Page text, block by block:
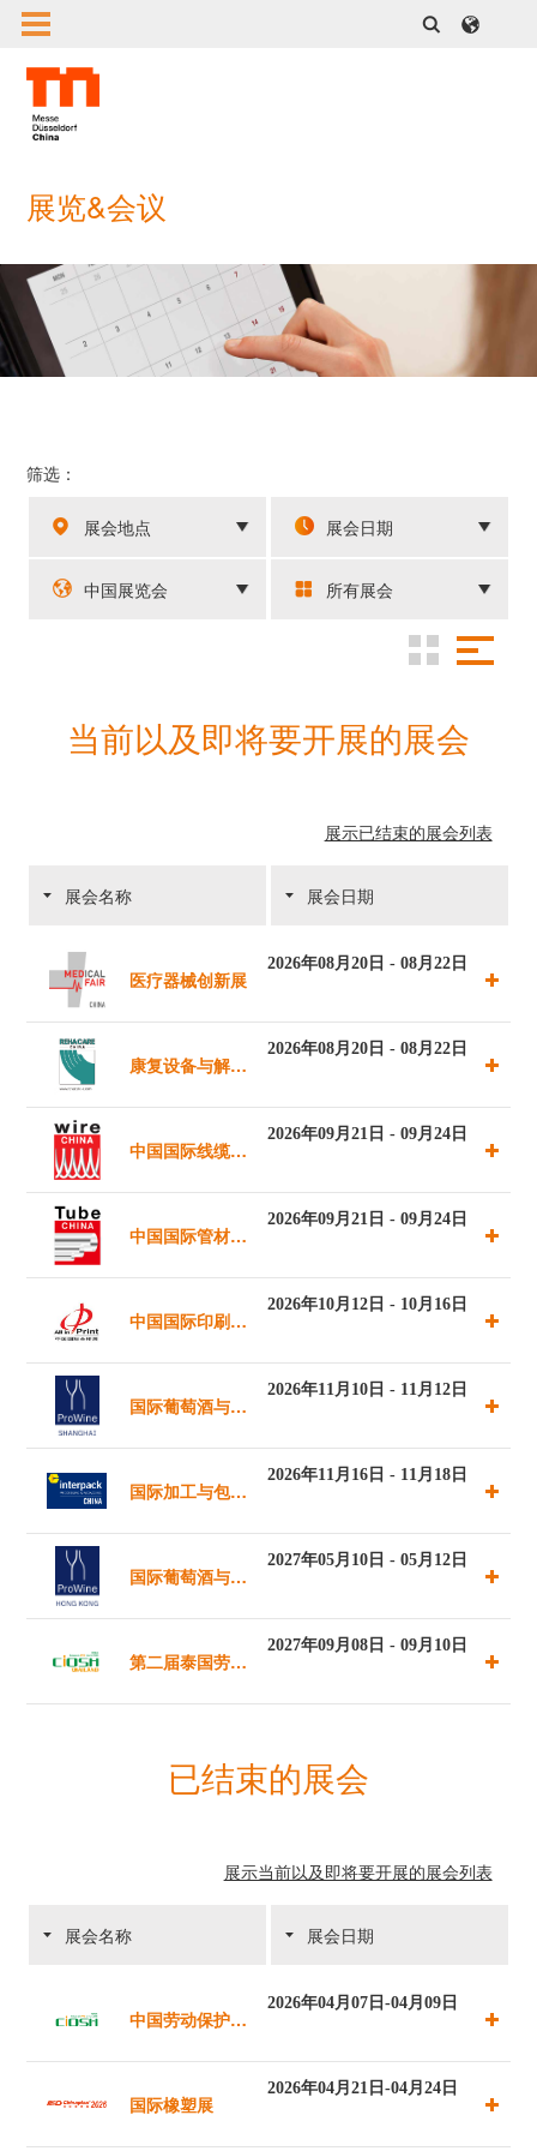
展览&会议
筛选：
展会地点 展会日期
中国展览会 所有展会
当前以及即将要开展的展会
展示已结束的展会列表
展会名称 展会日期
医疗器械创新展
2026年08月20日 - 08月22日
康复设备与解决
2026年08月20日 - 08月22日
中国国际线缆及
2026年09月21日 - 09月24日
中国国际管材展
2026年09月21日 - 09月24日
中国国际印刷技
2026年10月12日 - 10月16日
国际葡萄酒与烈
2026年11月10日 - 11月12日
国际加工与包装
2026年11月16日 - 11月18日
国际葡萄酒与烈
2027年05月10日 - 05月12日
第二届泰国劳动
暨2025泰国国
2027年09月08日 - 09月10日
已结束的展会
展示当前以及即将要开展的展会列表
展会名称 展会日期
中国劳动保护用
2026年04月07日-04月09日
国际橡塑展
2026年04月21日-04月24日